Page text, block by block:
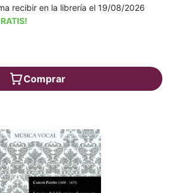
recibir en la librería el 19/08/2026
Comprar